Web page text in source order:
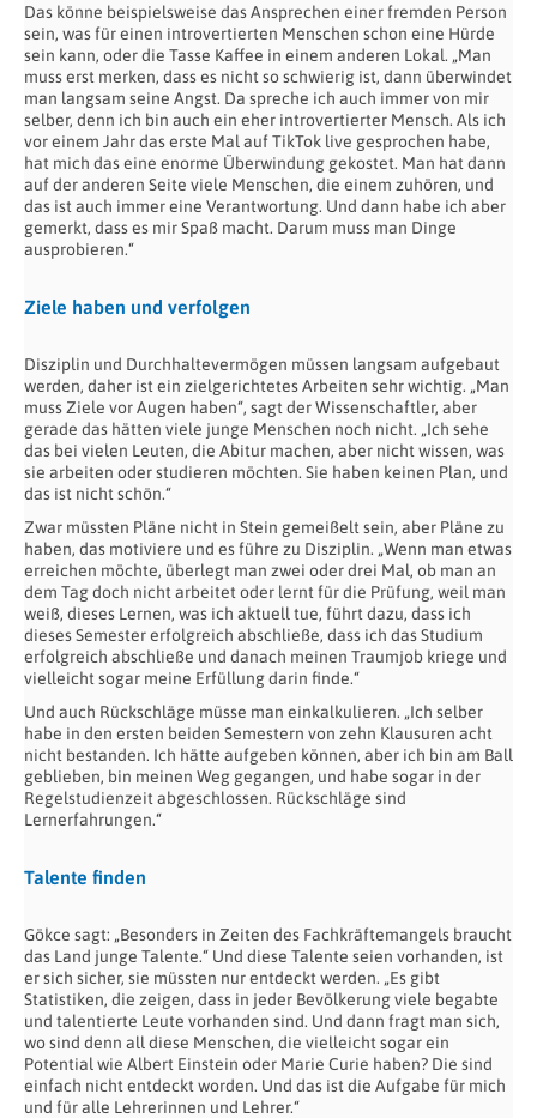
Das könne beispielsweise das Ansprechen einer fremden Person
sein, was für einen introvertierten Menschen schon eine Hürde
sein kann, oder die Tasse Kaffee in einem anderen Lokal. „Man
muss erst merken, dass es nicht so schwierig ist, dann überwindet
man langsam seine Angst. Da spreche ich auch immer von mir
selber, denn ich bin auch ein eher introvertierter Mensch. Als ich
vor einem Jahr das erste Mal auf TikTok live gesprochen habe,
hat mich das eine enorme Überwindung gekostet. Man hat dann
auf der anderen Seite viele Menschen, die einem zuhören, und
das ist auch immer eine Verantwortung. Und dann habe ich aber
gemerkt, dass es mir Spaß macht. Darum muss man Dinge
ausprobieren.“
Ziele haben und verfolgen
Disziplin und Durchhaltevermögen müssen langsam aufgebaut
werden, daher ist ein zielgerichtetes Arbeiten sehr wichtig. „Man
muss Ziele vor Augen haben“, sagt der Wissenschaftler, aber
gerade das hätten viele junge Menschen noch nicht. „Ich sehe
das bei vielen Leuten, die Abitur machen, aber nicht wissen, was
sie arbeiten oder studieren möchten. Sie haben keinen Plan, und
das ist nicht schön.“
Zwar müssten Pläne nicht in Stein gemeißelt sein, aber Pläne zu
haben, das motiviere und es führe zu Disziplin. „Wenn man etwas
erreichen möchte, überlegt man zwei oder drei Mal, ob man an
dem Tag doch nicht arbeitet oder lernt für die Prüfung, weil man
weiß, dieses Lernen, was ich aktuell tue, führt dazu, dass ich
dieses Semester erfolgreich abschließe, dass ich das Studium
erfolgreich abschließe und danach meinen Traumjob kriege und
vielleicht sogar meine Erfüllung darin finde.“
Und auch Rückschläge müsse man einkalkulieren. „Ich selber
habe in den ersten beiden Semestern von zehn Klausuren acht
nicht bestanden. Ich hätte aufgeben können, aber ich bin am Ball
geblieben, bin meinen Weg gegangen, und habe sogar in der
Regelstudienzeit abgeschlossen. Rückschläge sind
Lernerfahrungen.“
Talente finden
Gökce sagt: „Besonders in Zeiten des Fachkräftemangels braucht
das Land junge Talente.“ Und diese Talente seien vorhanden, ist
er sich sicher, sie müssten nur entdeckt werden. „Es gibt
Statistiken, die zeigen, dass in jeder Bevölkerung viele begabte
und talentierte Leute vorhanden sind. Und dann fragt man sich,
wo sind denn all diese Menschen, die vielleicht sogar ein
Potential wie Albert Einstein oder Marie Curie haben? Die sind
einfach nicht entdeckt worden. Und das ist die Aufgabe für mich
und für alle Lehrerinnen und Lehrer.“